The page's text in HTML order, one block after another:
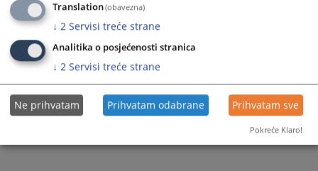
Translation(obavezna)
↓ 2 Servisi treće strane
Analitika o posjećenosti stranica
↓ 2 Servisi treće strane
Ne prihvatam Prihvatam odabrane Prihvatam sve
Pokreće Klaro!